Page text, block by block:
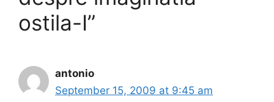
ostila-I”
antonio
September 15, 2009 at 9:45 am